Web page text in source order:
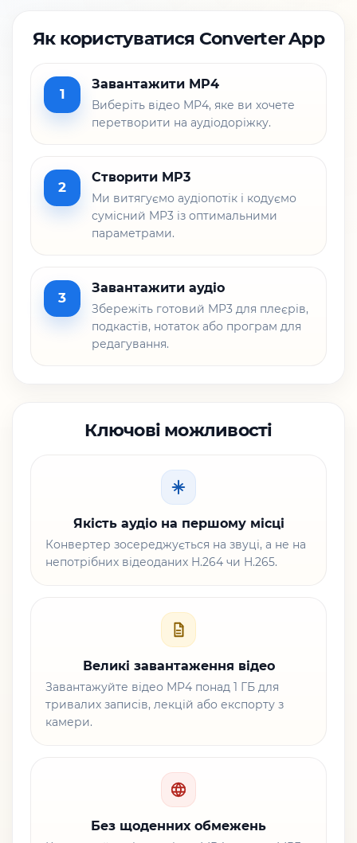
Як користуватися Converter App
1
Завантажити MP4
Виберіть відео MP4, яке ви хочете
перетворити на аудіодоріжку.
2
Створити MP3
Ми витягуємо аудіопотік і кодуємо
сумісний MP3 із оптимальними
параметрами.
3
Завантажити аудіо
Збережіть готовий MP3 для плеєрів,
подкастів, нотаток або програм для
редагування.
Ключові можливості
Якість аудіо на першому місці
Конвертер зосереджується на звуці, а не на
непотрібних відеоданих H.264 чи H.265.
Великі завантаження відео
Завантажуйте відео MP4 понад 1 ГБ для
тривалих записів, лекцій або експорту з
камери.
Без щоденних обмежень